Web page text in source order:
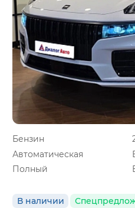
Бензин
Автоматическая
Полный
В наличии